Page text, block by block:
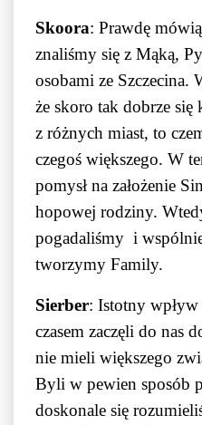
Skoora: Prawdę
znaliśmy się z Mąką,
osobami ze Szczecina.
że skoro tak dobrze się
z różnych miast, to
czegoś większego. W
pomysł na założenie
hopowej rodziny.
pogadaliśmy i
tworzymy Family.
Sierber: Istotny wpływ
czasem zaczęli do nas
nie mieli większego
Byli w pewien sposób
doskonale się